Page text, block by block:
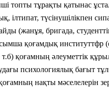
топты тұрақты қатынас
ілтипат, түсінушілікпен
(жанұя, бригада,
қоғамдық институттфр
т.б) қоғамның әлеуметтік
психологиялық бағыт
нақты мәселелерін